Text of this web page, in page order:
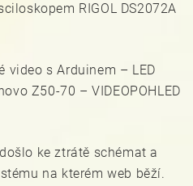
RIGOL DS2072A
video s Arduinem – LED
Z50-70 – VIDEOPOHLED
ke ztrátě schémat a
na kterém web běží.